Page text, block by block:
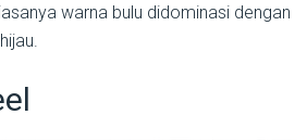
warna bulu didominasi dengan